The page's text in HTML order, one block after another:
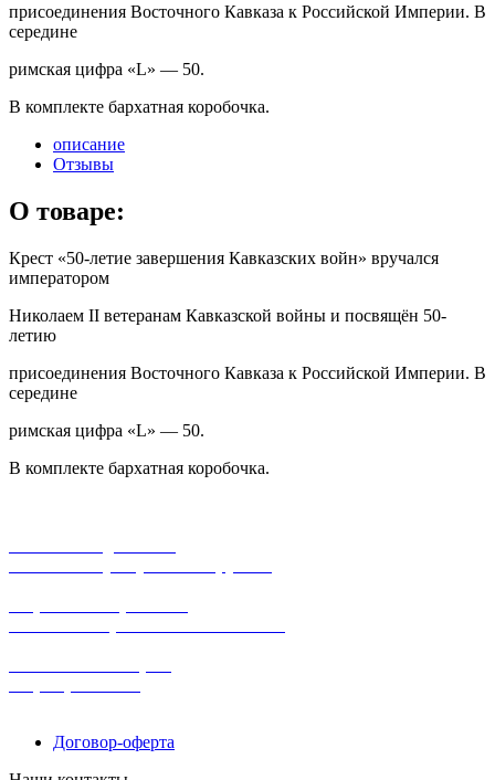
присоединения Восточного Кавказа к Российской Империи. В
середине
римская цифра «L» — 50.
В комплекте бархатная коробочка.
описание
Отзывы
О товаре:
Крест «50-летие завершения Кавказских войн» вручался
императором
Николаем II ветеранам Кавказской войны и посвящён 50-
летию
присоединения Восточного Кавказа к Российской Империи. В
середине
римская цифра «L» — 50.
В комплекте бархатная коробочка.
Договор-оферта